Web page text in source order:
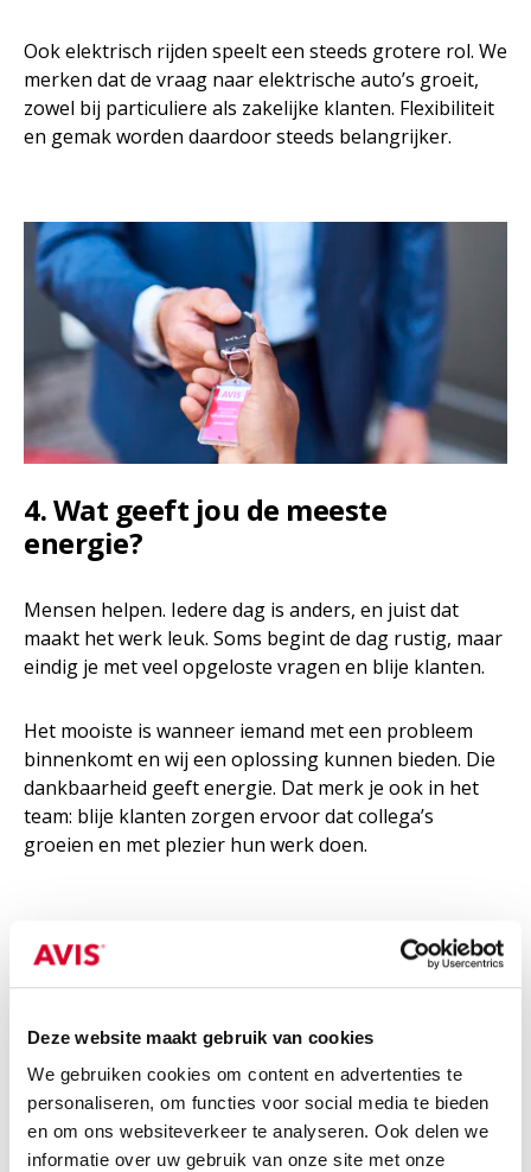
Deze website maakt gebruik van cookies
We gebruiken cookies om content en advertenties te
personaliseren, om functies voor social media te bieden
en om ons websiteverkeer te analyseren. Ook delen we
informatie over uw gebruik van onze site met onze
Ook elektrisch rijden speelt een steeds grotere rol. We
merken dat de vraag naar elektrische auto’s groeit,
zowel bij particuliere als zakelijke klanten. Flexibiliteit
en gemak worden daardoor steeds belangrijker.
4. Wat geeft jou de meeste
energie?
Mensen helpen. Iedere dag is anders, en juist dat
maakt het werk leuk. Soms begint de dag rustig, maar
eindig je met veel opgeloste vragen en blije klanten.
Het mooiste is wanneer iemand met een probleem
binnenkomt en wij een oplossing kunnen bieden. Die
dankbaarheid geeft energie. Dat merk je ook in het
team: blije klanten zorgen ervoor dat collega’s
groeien en met plezier hun werk doen.
5. Wat wil je ondernemers in
Apeldoorn meegeven?
Ondernemen is bewegen. Daarom is het belangrijk
dat je vervoer past bij je planning, je werk en je groei.
Of je nu tijdelijk extra capaciteit nodig hebt of flexibel